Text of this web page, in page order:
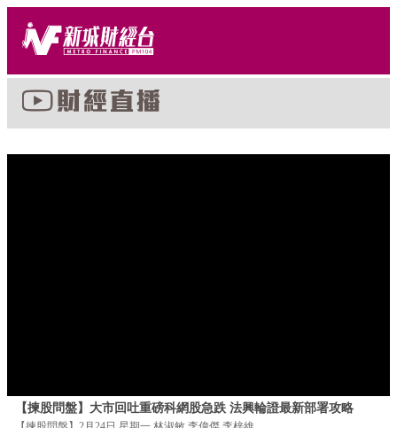
【揀股問盤】大市回吐重磅科網股急跌 法興輪證最新部署攻略